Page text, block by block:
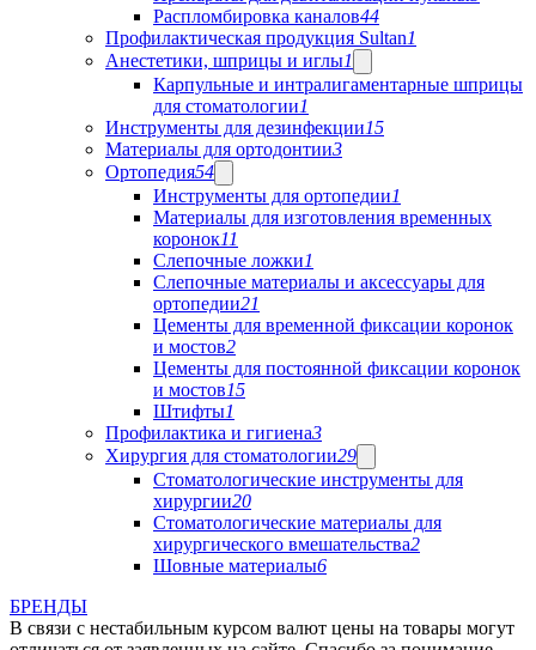
Распломбировка каналов44
Профилактическая продукция Sultan1
Анестетики, шприцы и иглы1
Карпульные и интралигаментарные шприцы
для стоматологии1
Инструменты для дезинфекции15
Материалы для ортодонтии3
Ортопедия54
Инструменты для ортопедии1
Материалы для изготовления временных
коронок11
Слепочные ложки1
Слепочные материалы и аксессуары для
ортопедии21
Цементы для временной фиксации коронок
и мостов2
Цементы для постоянной фиксации коронок
и мостов15
Штифты1
Профилактика и гигиена3
Хирургия для стоматологии29
Стоматологические инструменты для
хирургии20
Стоматологические материалы для
хирургического вмешательства2
Шовные материалы6
БРЕНДЫ
В связи с нестабильным курсом валют цены на товары могут